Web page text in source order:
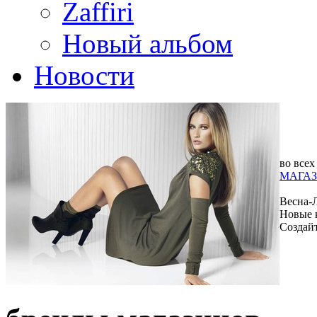
Zaffiri
Новый альбом
Новости
во всех
Весна-
Новые